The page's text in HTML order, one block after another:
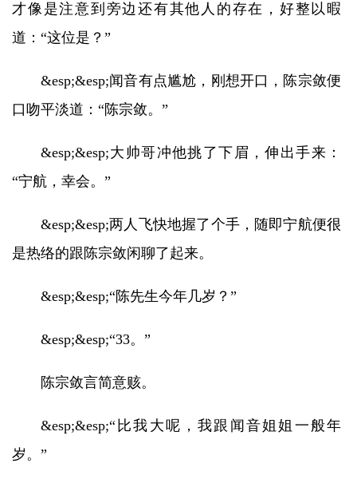
才像是注意到旁边还有其他人的存在，好整以暇
道：“这位是？”
&esp;&esp;闻音有点尴尬，刚想开口，陈宗敛便
口吻平淡道：“陈宗敛。”
&esp;&esp;大帅哥冲他挑了下眉，伸出手来：
“宁航，幸会。”
&esp;&esp;两人飞快地握了个手，随即宁航便很
是热络的跟陈宗敛闲聊了起来。
&esp;&esp;“陈先生今年几岁？”
&esp;&esp;“33。”
陈宗敛言简意赅。
&esp;&esp;“比我大呢，我跟闻音姐姐一般年
岁。”